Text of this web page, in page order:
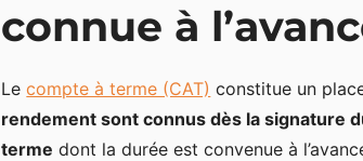
connue à
Lecompte à terme (CAT) constitue un
rendement sont connus dès la signature
terme dont la durée est convenue à